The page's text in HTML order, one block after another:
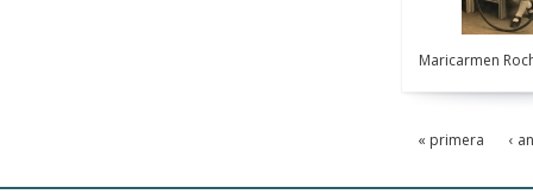
Maricarmen
« primera ‹